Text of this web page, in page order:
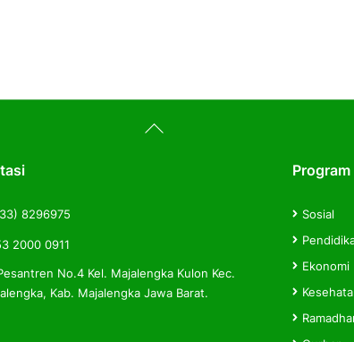
Back
To
8296975
2000 0911
No.4 Kel. Majalengka Kulon Kec.
Kab. Majalengka Jawa Barat.
Program
Sosial
Ekonomi